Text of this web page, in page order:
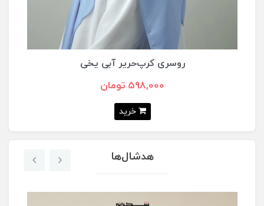
روسری کرپ‌حریر شاین سفید
758,000 تومان
هدشال‌ها